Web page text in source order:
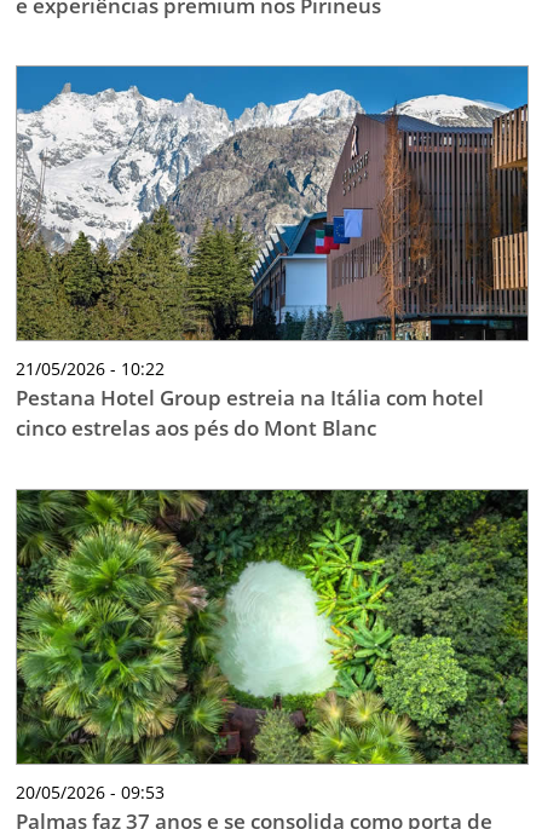
21/05/2026 - 10:22
Pestana Hotel Group estreia na Itália com hotel
cinco estrelas aos pés do Mont Blanc
20/05/2026 - 09:53
Palmas faz 37 anos e se consolida como porta de